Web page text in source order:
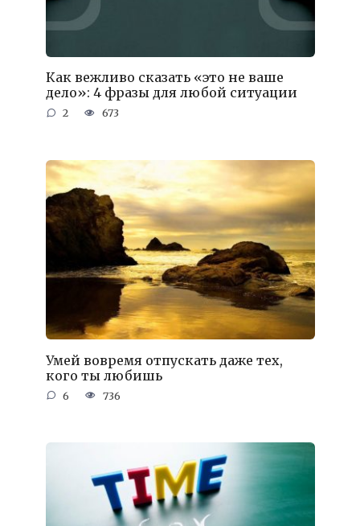
Как вежливо сказать «это не ваше
дело»: 4 фразы для любой ситуации
2 673
Умей вовремя отпускать даже тех,
кого ты любишь
6 736